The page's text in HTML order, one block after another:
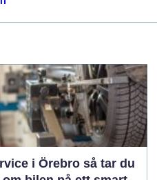
i Örebro så tar du